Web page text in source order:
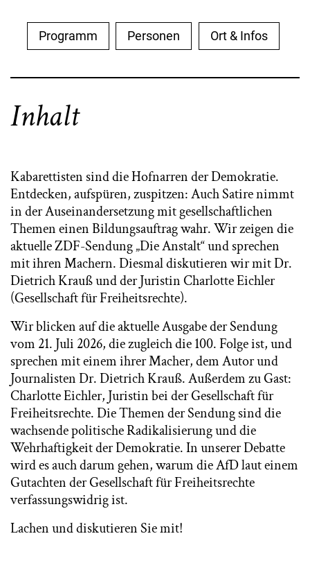
Programm Personen Ort & Infos
Inhalt
Kabarettisten sind die Hofnarren der Demokratie.
Entdecken, aufspüren, zuspitzen: Auch Satire nimmt
in der Auseinandersetzung mit gesellschaftlichen
Themen einen Bildungsauftrag wahr. Wir zeigen die
aktuelle ZDF-Sendung „Die Anstalt“ und sprechen
mit ihren Machern. Diesmal diskutieren wir mit Dr.
Dietrich Krauß und der Juristin Charlotte Eichler
(Gesellschaft für Freiheitsrechte).
Wir blicken auf die aktuelle Ausgabe der Sendung
vom 21. Juli 2026, die zugleich die 100. Folge ist, und
sprechen mit einem ihrer Macher, dem Autor und
Journalisten Dr. Dietrich Krauß. Außerdem zu Gast:
Charlotte Eichler, Juristin bei der Gesellschaft für
Freiheitsrechte. Die Themen der Sendung sind die
wachsende politische Radikalisierung und die
Wehrhaftigkeit der Demokratie. In unserer Debatte
wird es auch darum gehen, warum die AfD laut einem
Gutachten der Gesellschaft für Freiheitsrechte
verfassungswidrig ist.
Lachen und diskutieren Sie mit!